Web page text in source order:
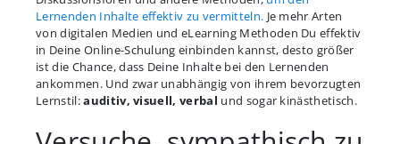
Lernenden Inhalte effektiv zu vermitteln. Je mehr Arten
von digitalen Medien und eLearning Methoden Du effektiv
in Deine Online-Schulung einbinden kannst, desto größer
ist die Chance, dass Deine Inhalte bei den Lernenden
ankommen. Und zwar unabhängig von ihrem bevorzugten
Lernstil:auditiv, visuell, verbal und sogar kinästhetisch.